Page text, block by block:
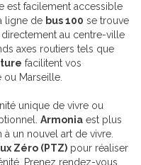
est facilement accessible
ligne de bus 100 se trouve
au centre-ville
axes routiers tels que
facilitent vos
ou Marseille.
unique de vivre ou
Armonia est plus
un nouvel art de vivre.
Zéro (PTZ) pour réaliser
Prenez rendez-vous